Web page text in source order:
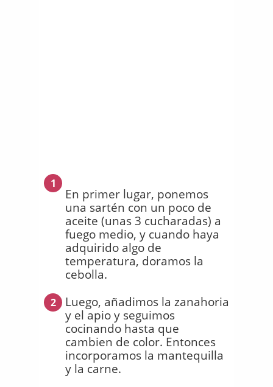
1
En primer lugar, ponemos
una sartén con un poco de
aceite (unas 3 cucharadas) a
fuego medio, y cuando haya
adquirido algo de
temperatura, doramos la
cebolla.
2
Luego, añadimos la zanahoria
y el apio y seguimos
cocinando hasta que
cambien de color. Entonces
incorporamos la mantequilla
y la carne.